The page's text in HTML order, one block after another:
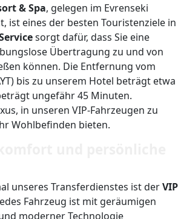
& Spa, gelegen im Evrenseki
ist eines der besten Touristenziele in
sorgt dafür, dass Sie eine
Übertragung zu und von
können. Die Entfernung vom
bis zu unserem Hotel beträgt etwa
ungefähr 45 Minuten.
in unseren VIP-Fahrzeugen zu
Wohlbefinden bieten.
unseres Transferdienstes ist derVIP
Fahrzeug ist mit geräumigen
moderner Technologie